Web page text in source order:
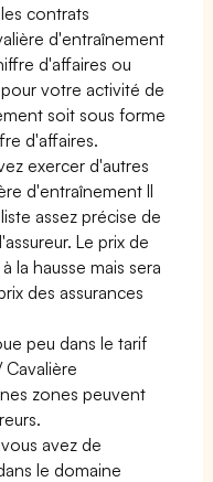
contrats
d'entraînement
d'affaires ou
votre activité de
soit sous forme
d'affaires.
exercer d'autres
d'entraînement Il
assez précise de
Le prix de
la hausse mais sera
des assurances
peu dans le tarif
Cavalière
zones peuvent
avez de
le domaine